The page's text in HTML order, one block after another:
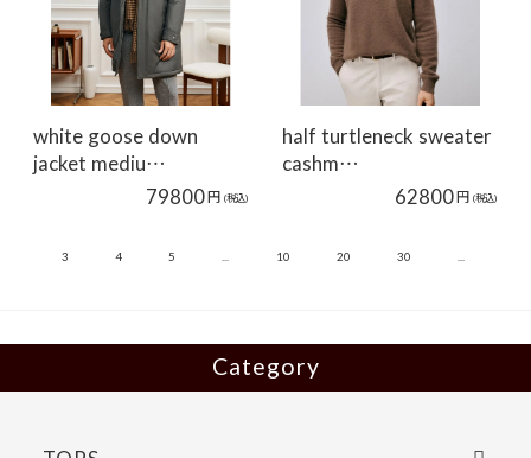
white goose down
jacket mediu…
79800円 (税込)
half turtleneck sweater
cashm…
62800円 (税込)
3 4 5 10 20 30
Category